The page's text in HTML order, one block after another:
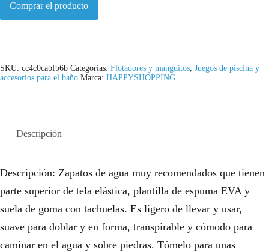
Comprar el producto
SKU: cc4c0cabfb6b Categorías: Flotadores y manguitos, Juegos de piscina y
accesorios para el baño Marca: HAPPYSHOPPING
Descripción
Descripción: Zapatos de agua muy recomendados que tienen
parte superior de tela elástica, plantilla de espuma EVA y
suela de goma con tachuelas. Es ligero de llevar y usar,
suave para doblar y en forma, transpirable y cómodo para
caminar en el agua y sobre piedras. Tómelo para unas